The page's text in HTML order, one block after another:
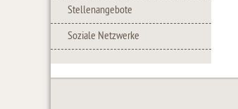
Stellenangebote
Soziale Netzwerke